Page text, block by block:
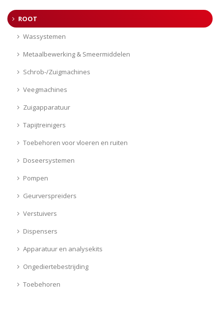
ROOT
Wassystemen
Metaalbewerking & Smeermiddelen
Schrob-/Zuigmachines
Veegmachines
Zuigapparatuur
Tapijtreinigers
Toebehoren voor vloeren en ruiten
Doseersystemen
Pompen
Geurverspreiders
Verstuivers
Dispensers
Apparatuur en analysekits
Ongediertebestrijding
Toebehoren